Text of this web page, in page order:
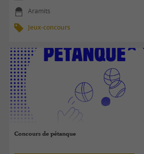
Aramits
Jeux-concours
Concours de pétanque